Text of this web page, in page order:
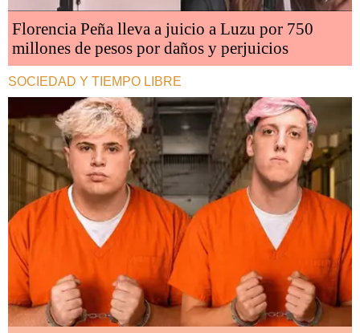
Florencia Peña lleva a juicio a Luzu por 750
millones de pesos por daños y perjuicios
SOCIEDAD Y TIEMPO LIBRE